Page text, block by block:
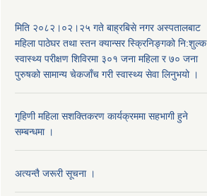
मिति २०८२।०२।२५ गते बाह्रबिसे नगर अस्पतालबाट
महिला पाठेघर तथा स्तन क्यान्सर स्क्रिनिङ्गको नि:शुल्क
स्वास्थ्य परीक्षण शिविरमा ३०१ जना महिला र ७० जना
पुरुषको सामान्य चेकजाँच गरी स्वास्थ्य सेवा लिनुभयो ।
गृहिणी महिला सशक्तिकरण कार्यक्रममा सहभागी हुने
सम्बन्धमा ।
अत्यन्तै जरूरी सूचना ।